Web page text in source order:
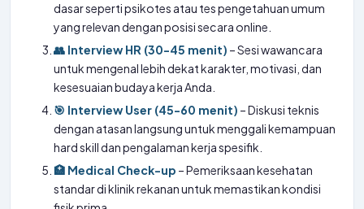
dasar seperti psikotes atau tes pengetahuan umum
yang relevan dengan posisi secara online.
👥 Interview HR (30-45 menit) – Sesi wawancara
untuk mengenal lebih dekat karakter, motivasi, dan
kesesuaian budaya kerja Anda.
🎯 Interview User (45-60 menit) – Diskusi teknis
dengan atasan langsung untuk menggali kemampuan
hard skill dan pengalaman kerja spesifik.
🏥 Medical Check-up – Pemeriksaan kesehatan
standar di klinik rekanan untuk memastikan kondisi